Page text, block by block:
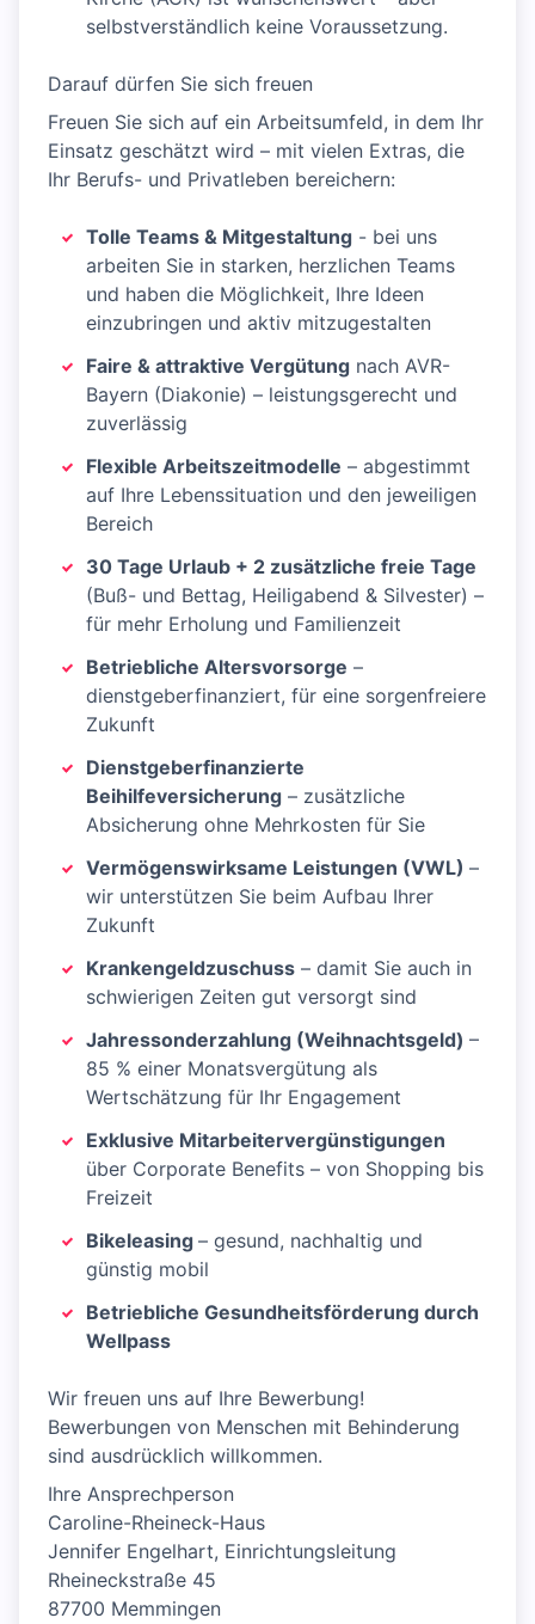
selbstverständlich keine Voraussetzung.
Darauf dürfen Sie sich freuen
Freuen Sie sich auf ein Arbeitsumfeld, in dem Ihr
Einsatz geschätzt wird – mit vielen Extras, die
Ihr Berufs- und Privatleben bereichern:
Tolle Teams & Mitgestaltung - bei uns
arbeiten Sie in starken, herzlichen Teams
und haben die Möglichkeit, Ihre Ideen
einzubringen und aktiv mitzugestalten
Faire & attraktive Vergütung nach AVR-
Bayern (Diakonie) – leistungsgerecht und
zuverlässig
Flexible Arbeitszeitmodelle – abgestimmt
auf Ihre Lebenssituation und den jeweiligen
Bereich
30 Tage Urlaub + 2 zusätzliche freie Tage
(Buß- und Bettag, Heiligabend & Silvester) –
für mehr Erholung und Familienzeit
Betriebliche Altersvorsorge –
dienstgeberfinanziert, für eine sorgenfreiere
Zukunft
Dienstgeberfinanzierte
Beihilfeversicherung – zusätzliche
Absicherung ohne Mehrkosten für Sie
Vermögenswirksame Leistungen (VWL) –
wir unterstützen Sie beim Aufbau Ihrer
Zukunft
Krankengeldzuschuss – damit Sie auch in
schwierigen Zeiten gut versorgt sind
Jahressonderzahlung (Weihnachtsgeld) –
85 % einer Monatsvergütung als
Wertschätzung für Ihr Engagement
Exklusive Mitarbeitervergünstigungen
über Corporate Benefits – von Shopping bis
Freizeit
Bikeleasing – gesund, nachhaltig und
günstig mobil
Betriebliche Gesundheitsförderung durch
Wellpass
Wir freuen uns auf Ihre Bewerbung!
Bewerbungen von Menschen mit Behinderung
sind ausdrücklich willkommen.
Ihre Ansprechperson
Caroline-Rheineck-Haus
Jennifer Engelhart, Einrichtungsleitung
Rheineckstraße 45
87700 Memmingen